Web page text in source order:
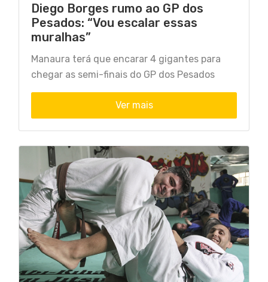
Diego Borges rumo ao GP dos
Pesados: “Vou escalar essas
muralhas”
Manaura terá que encarar 4 gigantes para
chegar as semi-finais do GP dos Pesados
Ver mais